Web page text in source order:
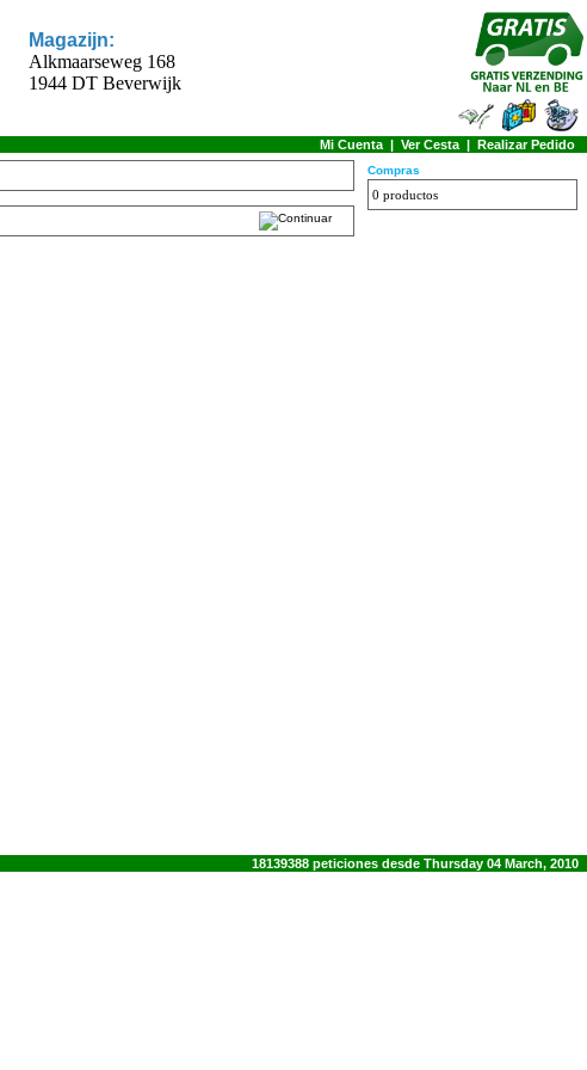
Magazijn:
Alkmaarseweg 168
1944 DT Beverwijk
Mi Cuenta | Ver Cesta | Realizar Pedido
Compras
0 productos
18139388 peticiones desde Thursday 04 March, 2010